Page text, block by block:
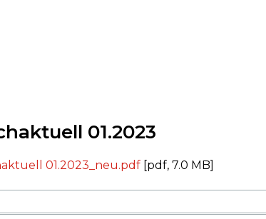
01.2023
01.2023_neu.pdf [pdf, 7.0 MB]